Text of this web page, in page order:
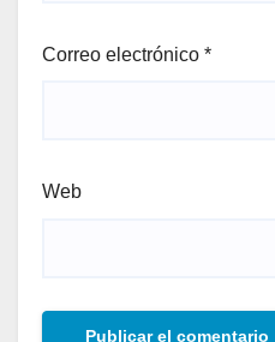
Correo electrónico *
Web